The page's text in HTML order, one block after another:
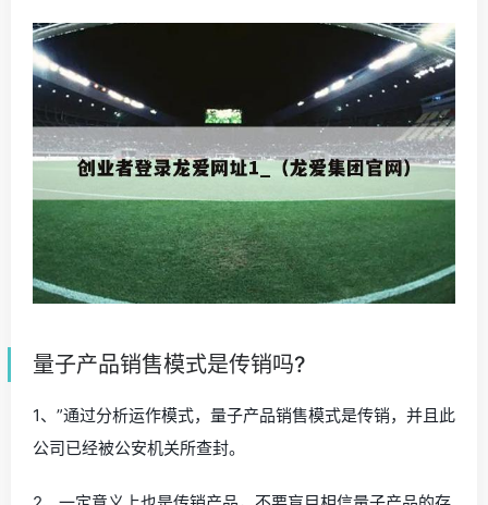
量子产品销售模式是传销吗?
1、”通过分析运作模式，量子产品销售模式是传销，并且此
公司已经被公安机关所查封。